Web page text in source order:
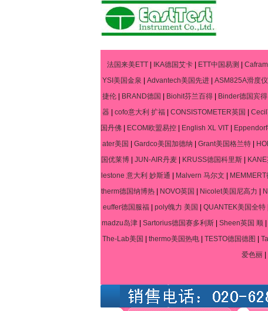
法国来美ETT| IKA德国艾卡| ETT中国易测
YSI美国金泉
Advantech美国先进 ASM825A滑度仪
捷伦
BRAND德国 Biohit芬兰百得 Binder德国宾得
器
cofo意大利 扩福 CONSISTOMETER英国
国丹佛
ECOM欧盟易控 English XL VIT
ater美国
Gardco美国加德纳 Grant美国格兰特
国优莱博| JUN-AIR丹麦| KRUSS德国科里斯|
lestone 意大利 妙斯通
Malvern 马尔文
therm德国纳博热
NOVO英国 Nicolet美国尼高力
euffer德国服福
poly魄力 美国 QUANTEK美国全特
madzu岛津| Sartorius德国赛多利斯| Sheen英国 顺|
The-Lab美国
thermo美国热电 TESTO德国德图
爱色丽